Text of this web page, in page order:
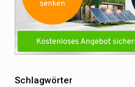
Schlagwörter